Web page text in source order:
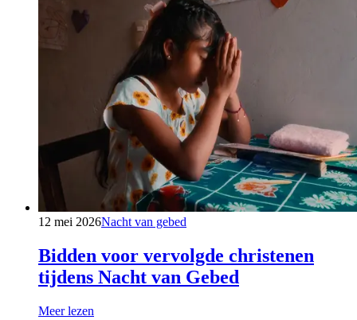
12 mei 2026Nacht van gebed
Bidden voor vervolgde christenen
tijdens Nacht van Gebed
Meer lezen